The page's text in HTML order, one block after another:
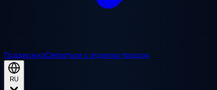
ПоддержкаСвязаться с отделом продаж
RU